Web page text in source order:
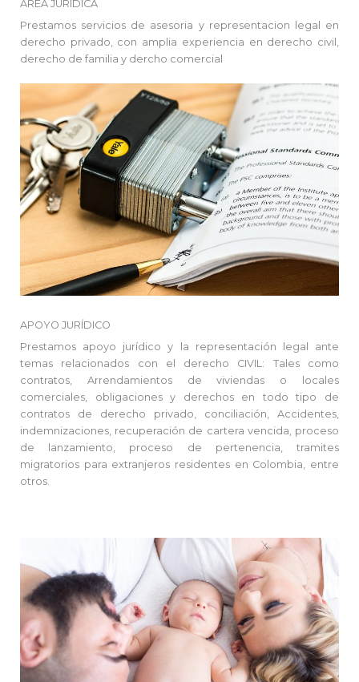
AREA JURÍDICA
Prestamos servicios de asesoria y representacion legal en
derecho privado, con amplia experiencia en derecho civil,
derecho de familia y dercho comercial
APOYO JURÍDICO
Prestamos apoyo jurídico y la representación legal ante
temas relacionados con el derecho CIVIL: Tales como
contratos, Arrendamientos de viviendas o locales
comerciales, obligaciones y derechos en todo tipo de
contratos de derecho privado, conciliación, Accidentes,
indemnizaciones, recuperación de cartera vencida, proceso
de lanzamiento, proceso de pertenencia, tramites
migratorios para extranjeros residentes en Colombia, entre
otros.